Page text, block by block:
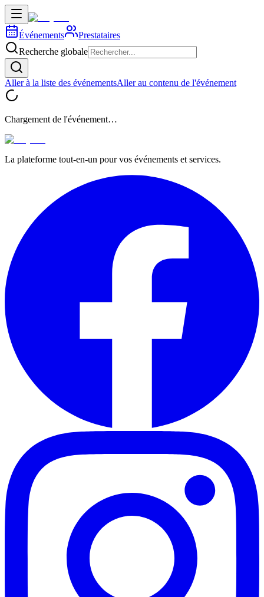
Événements
Prestataires
Recherche globale
Aller à la liste des événementsAller au contenu de l'événement
Chargement de l'événement…
La plateforme tout-en-un pour vos événements et services.